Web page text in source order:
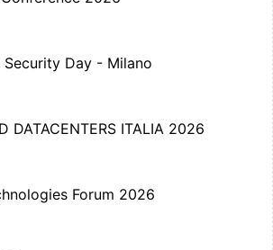
Security Day - Milano
DATACENTERS ITALIA 2026
Forum 2026